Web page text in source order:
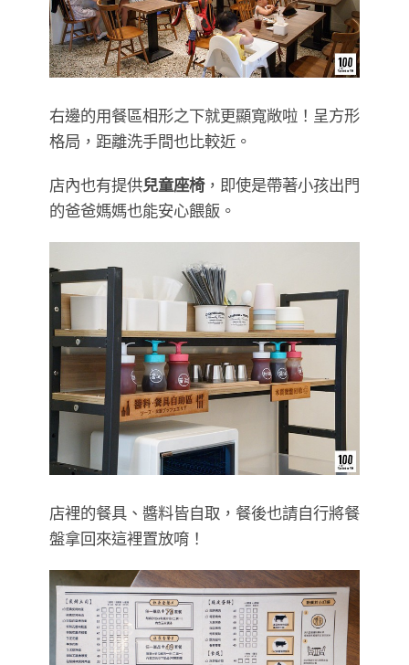
右邊的用餐區相形之下就更顯寬敞啦！呈方形
格局，距離洗手間也比較近。
店內也有提供兒童座椅，即使是帶著小孩出門
的爸爸媽媽也能安心餵飯。
店裡的餐具、醬料皆自取，餐後也請自行將餐
盤拿回來這裡置放唷！